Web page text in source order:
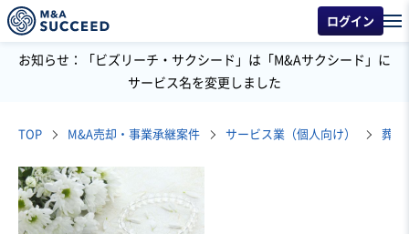
ログイン
お知らせ：「ビズリーチ・サクシード」は「M&Aサクシード」に
サービス名を変更しました
TOP M&A売却・事業承継案件 サービス業（個人向け） 葬儀